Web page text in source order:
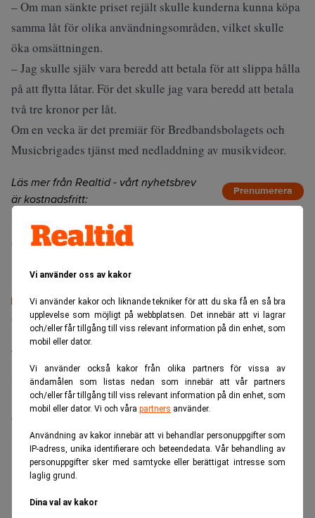
Vi använder oss av kakor
Vi använder kakor och liknande tekniker för att du ska få en så bra
upplevelse som möjligt på webbplatsen. Det innebär att vi lagrar
och/eller får tillgång till viss relevant information på din enhet, som
mobil eller dator.
Vi använder också kakor från olika partners för vissa av
ändamålen som listas nedan som innebär att vår partners
och/eller får tillgång till viss relevant information på din enhet, som
mobil eller dator. Vi och våra partners använder.
Användning av kakor innebär att vi behandlar personuppgifter som
IP-adress, unika identifierare och beteendedata. Vår behandling av
personuppgifter sker med samtycke eller berättigat intresse som
laglig grund.
Dina val av kakor
– Om man sänkte priset rejält skulle kunderna kunna köpa
samma låt för olika användningsområden, vilket skulle
öka omsättningen.
– Jag skulle själv vara beredd att betala för att slippa hålla
på att flytta låtar. För det skulle jag vara beredd att betala
två tre kronor per låt.
Om en vecka är det premiär för Bredbandsbolagets och
Musicbrigades tjänst med nedladdning av musikvideor.
Läs mer från Realtid - vårt nyhetsbrev
är kostnadsfritt:
Prenumerera
Olle Blomkvist
Senaste lediga jobben
Bolagsjurist till Eltel AB
Placering:Bromma, Stockholm
Sista ansökningsdag:21/08/2026
Medarbetare inom Intern styrning och kontroll till Alecta
Sista ansökningsdag:13/06/2026
ANNONS